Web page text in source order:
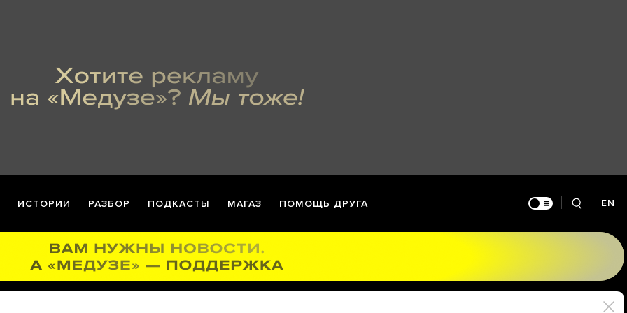
ИСТОРИИ РАЗБОР ПОДКАСТЫ МАГАЗ ПОМОЩЬ ДРУГА EN